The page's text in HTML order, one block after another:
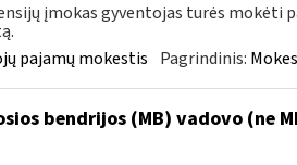
įmokas gyventojas turės mokėti
pajamų mokestis Pagrindinis:
bendrijos (MB) vadovo (ne